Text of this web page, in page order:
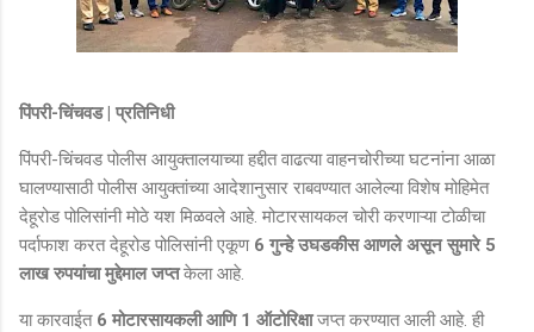
पिंपरी-चिंचवड | प्रतिनिधी
पिंपरी-चिंचवड पोलीस आयुक्तालयाच्या हद्दीत वाढत्या वाहनचोरीच्या घटनांना आळा
घालण्यासाठी पोलीस आयुक्तांच्या आदेशानुसार राबवण्यात आलेल्या विशेष मोहिमेत
देहूरोड पोलिसांनी मोठे यश मिळवले आहे. मोटारसायकल चोरी करणाऱ्या टोळीचा
पर्दाफाश करत देहूरोड पोलिसांनी एकूण 6 गुन्हे उघडकीस आणले असून सुमारे 5
लाख रुपयांचा मुद्देमाल जप्तकेला आहे.
या कारवाईत 6 मोटारसायकली आणि 1 ऑटोरिक्षाजप्त करण्यात आली आहे. ही